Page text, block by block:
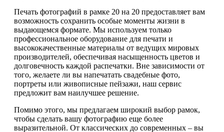
Печать фотографий в рамке 20 на 20 предоставляет вам
возможность сохранить особые моменты жизни в
выдающемся формате. Мы используем только
профессиональное оборудование для печати и
высококачественные материалы от ведущих мировых
производителей, обеспечивая насыщенность цветов и
долговечность каждой распечатки. Вне зависимости от
того, желаете ли вы напечатать свадебные фото,
портреты или живописные пейзажи, наш сервис
предложит вам наилучшее решение.
Помимо этого, мы предлагаем широкий выбор рамок,
чтобы сделать вашу фотографию еще более
выразительной. От классических до современных – вы